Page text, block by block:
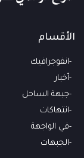
الأقسام
انفوجرافيك
أخبار
جبهة الساحل
انتهاكات
في الواجهة
الجبهات